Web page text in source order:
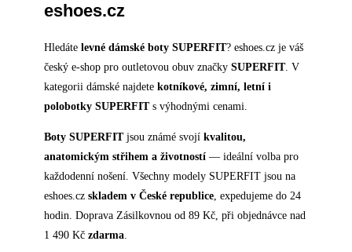
eshoes.cz
Hledáte levné dámské boty SUPERFIT? eshoes.cz je váš
český e-shop pro outletovou obuv značky SUPERFIT. V
kategorii dámské najdete kotníkové, zimní, letní i
polobotky SUPERFITs výhodnými cenami.
Boty SUPERFITjsou známé svojí kvalitou,
anatomickým střihem a životností — ideální volba pro
každodenní nošení. Všechny modely SUPERFIT jsou na
eshoes.cz skladem v České republice , expedujeme do 24
hodin. Doprava Zásilkovnou od 89 Kč, při objednávce nad
1 490 Kč zdarma